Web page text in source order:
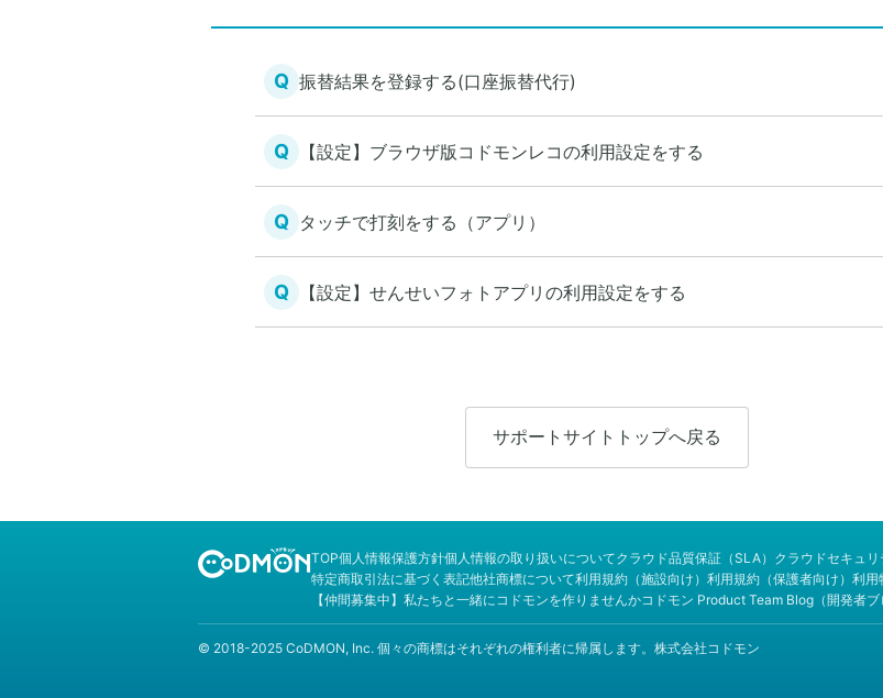
Q 振替結果を登録する(口座振替代行)
Q 【設定】ブラウザ版コドモンレコの利用設定をする
Q タッチで打刻をする（アプリ）
Q 【設定】せんせいフォトアプリの利用設定をする
サポートサイトトップへ戻る
TOP個人情報保護方針個人情報の取り扱いについてクラウド品質保証（SLA） クラウドセキュ
特定商取引法に基づく表記他社商標について利用規約（施設向け） 利用規約（保護者向け） 利用
【仲間募集中】私たちと一緒にコドモンを作りませんかコドモン Product Team Blog（開発者ブ
© 2018-2025 CoDMON, Inc. 個々の商標はそれぞれの権利者に帰属します。株式会社コドモン